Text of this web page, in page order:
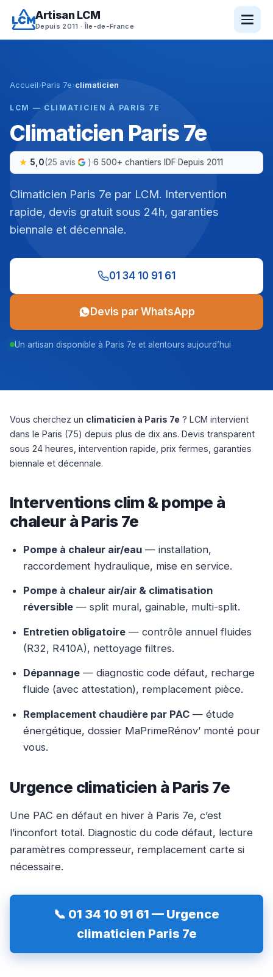
contenu
Artisan LCM
Depuis 2011 · Île-de-France
Accueil›Paris 7e›climaticien
LCM — CLIMATICIEN À PARIS 7E
Climaticien Paris 7e
5,0(25 avis )·6 500+ chantiers IDF·Depuis 2011
Climaticien Paris 7e par LCM. Intervention
rapide, devis gratuit sous 24h, garanties
biennale et décennale.
01 34 10 91 61
Devis par WhatsApp
Un artisan disponible à Paris 7e et alentours aujourd’hui
Vous cherchez un climaticien à Paris 7e ? LCM intervient
dans le Paris (75) depuis plus de dix ans. Devis transparent
sous 24 heures, intervention rapide, prix fermes, garanties
biennale et décennale.
Interventions clim & pompe à
chaleur à Paris 7e
Pompe à chaleur air/eau — installation,
raccordement hydraulique, mise en service.
Pompe à chaleur air/air & climatisation
réversible — split mural, gainable, multi-split.
Entretien obligatoire — contrôle annuel fluides
(R32, R410A), nettoyage filtres.
Dépannage — diagnostic code défaut, recharge
fluide (avec attestation), remplacement pièce.
Remplacement chaudière par PAC — étude
énergétique, dossier MaPrimeRénov’ monté pour
vous.
Urgence climaticien à Paris 7e
Une PAC en défaut en hiver à Paris 7e, c’est
l’inconfort total. Diagnostic du code défaut, lecture
paramètres compresseur, remplacement carte si
nécessaire.
📞 01 34 10 91 61 — Urgence
climaticien Paris 7e